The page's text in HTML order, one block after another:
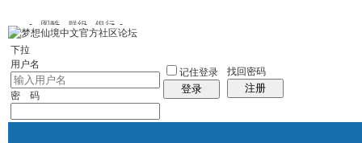
图酷 群组 银行
下拉
用户名
密 码
记住登录
登录
找回密码
注册